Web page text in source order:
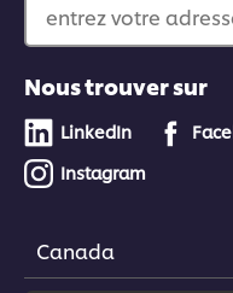
entrez votre
Nous trouver sur
LinkedIn
Instagram
Canada